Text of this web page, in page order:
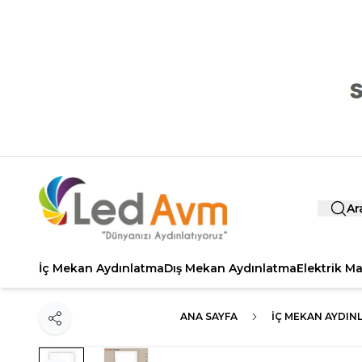
İç Mekan AydınlatmaDış Mekan AydınlatmaElektrik
ANA SAYFA İÇ MEKAN
Paylaş